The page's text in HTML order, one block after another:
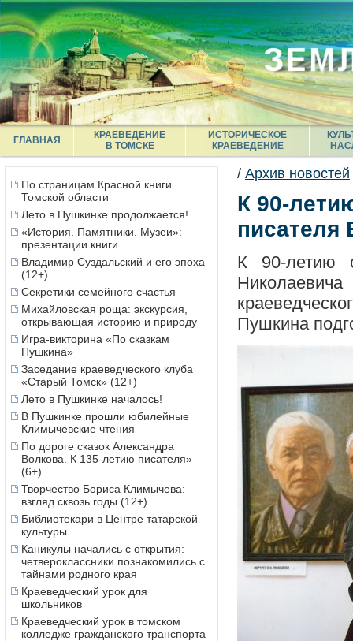
ГЛАВНАЯ
КРАЕВЕДЕНИЕ
В ТОМСКЕ
ИСТОРИЧЕСКОЕ
КРАЕВЕДЕНИЕ
По страницам Красной книги
Томской области
Лето в Пушкинке продолжается!
«История. Памятники. Музеи»:
презентации книги
Владимир Суздальский и его эпоха
(12+)
Секретики семейного счастья
Михайловская роща: экскурсия,
открывающая историю и природу
Игра-викторина «По сказкам
Пушкина»
Заседание краеведческого клуба
«Старый Томск» (12+)
Лето в Пушкинке началось!
В Пушкинке прошли юбилейные
Климычевские чтения
По дороге сказок Александра
Волкова. К 135-летию писателя»
(6+)
Творчество Бориса Климычева:
взгляд сквозь годы (12+)
Библиотекари в Центре татарской
культуры
Каникулы начались с открытия:
четвероклассники познакомились с
тайнами родного края
Краеведческий урок для
школьников
Краеведческий урок в томском
колледже гражданского транспорта
/ Архив новостей
К 90-
писателя
К 90-летию
Пушкина